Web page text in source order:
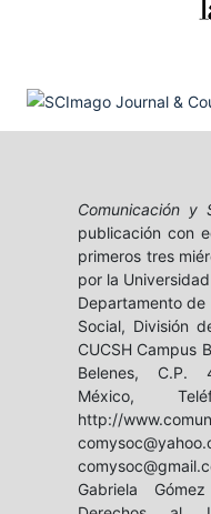
Comunicación y
publicación con
primeros tres
por la
Departamento de
Social, División
CUCSH Campus
Belenes, C.P.
México,
http://
Gabriela